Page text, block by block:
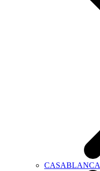
CASABLANCA